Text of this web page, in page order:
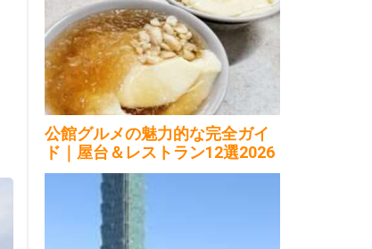
公館グルメの魅力的な完全ガイ
ド｜屋台＆レストラン12選2026